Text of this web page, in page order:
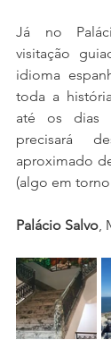
Já no
visitação
idioma
toda a
até os dias
precisará
aproximado
(algo em torno
Palácio Salvo,